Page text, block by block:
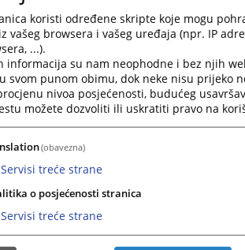
koristi određene skripte koje mogu
vašeg browsera i vašeg uređaja (npr. IP
...).
informacija su nam neophodne i bez njih
svom punom obimu, dok neke nisu prijeko
nivoa posjećenosti, budućeg
možete dozvoliti ili uskratiti pravo na
(obavezna)
Servisi treće strane
o posjećenosti stranica
Servisi treće strane